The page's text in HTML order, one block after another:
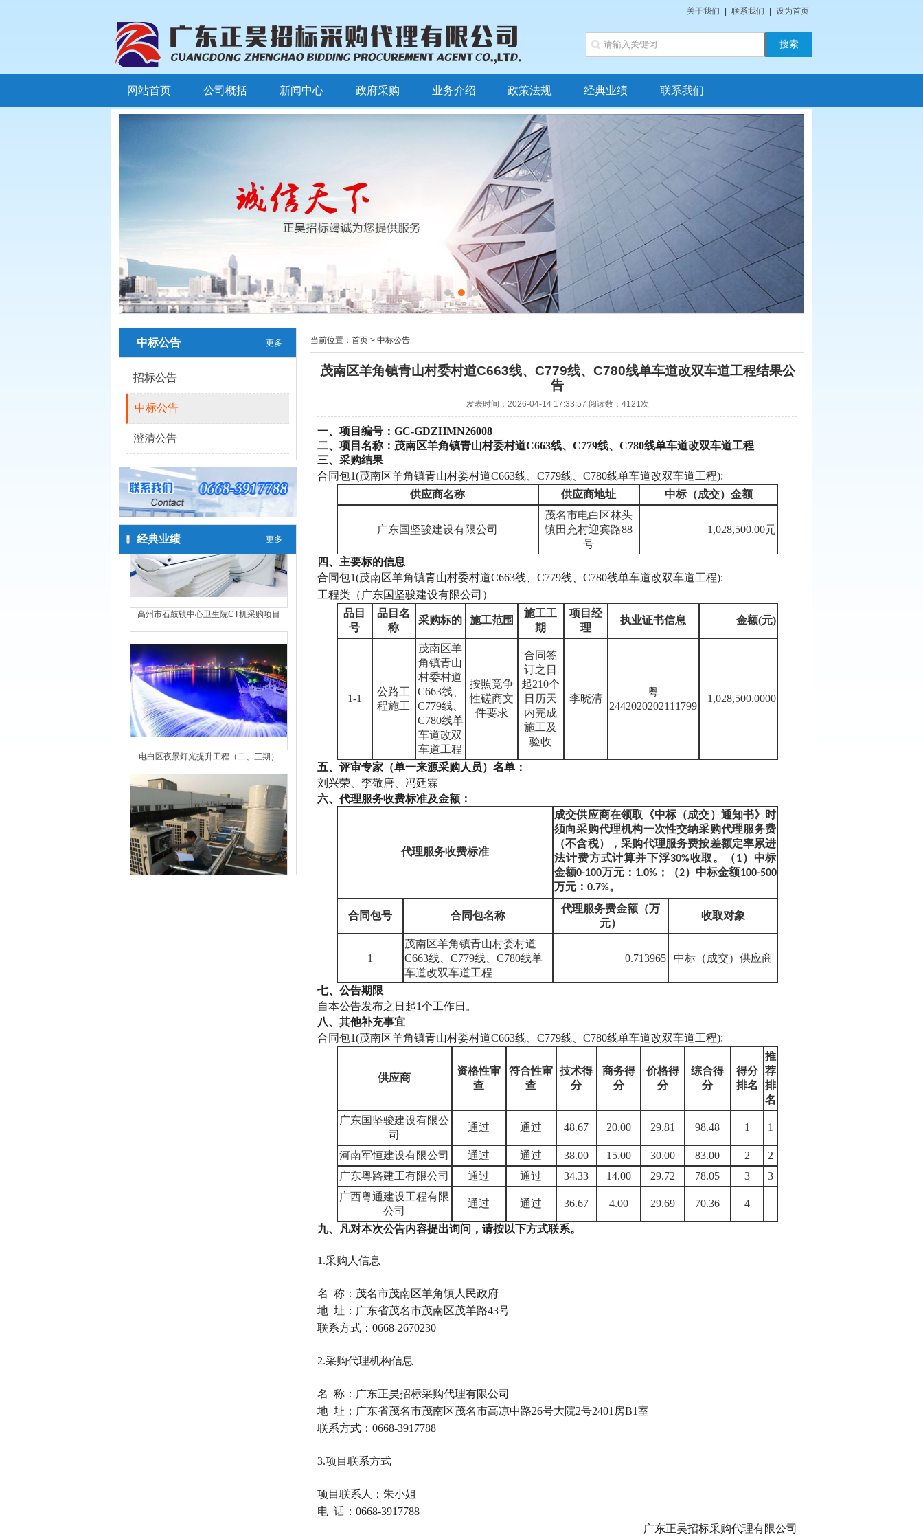
关于我们 联系我们 设为首页
网站首页 公司概括 新闻中心 政府采购 业务介绍 政策法规 经典业绩 联系我们
中标公告 更多
招标公告
中标公告
澄清公告
经典业绩 更多
当前位置：首页 > 中标公告
茂南区羊角镇青山村委村道C663线、C779线、C780线单车道改双车道工程结果公
告
发表时间：2026-04-14 17:33:57 阅读数：4121次
一、项目编号：GC-GDZHMN26008
二、项目名称：茂南区羊角镇青山村委村道C663线、C779线、C780线单车道改双车道工程
三、采购结果
合同包1(茂南区羊角镇青山村委村道C663线、C779线、C780线单车道改双车道工程):
供应商名称
供应商地址 中标（成交）金额
广东国坚骏建设有限公司
茂名市电白区林头
镇田充村迎宾路88
号
1,028,500.00元
四、主要标的信息
合同包1(茂南区羊角镇青山村委村道C663线、C779线、C780线单车道改双车道工程):
工程类（广东国坚骏建设有限公司）
品目
号
品目名
称
采购标的 施工范围
施工工
期
项目经
理
执业证书信息 金额(元)
1-1
公路工
程施工
茂南区羊
角镇青山
村委村道
C663线、
C779线、
C780线单
车道改双
车道工程
按照竞争
性磋商文
件要求
合同签
订之日
起210个
日历天
内完成
施工及
验收
李晓清
粤
2442020202111799
1,028,500.0000
五、评审专家（单一来源采购人员）名单：
刘兴荣、李敬唐、冯廷霖
六、代理服务收费标准及金额：
代理服务收费标准
成交供应商在领取《中标（成交）通知书》时
须向采购代理机构一次性交纳采购代理服务费
（不含税），采购代理服务费按差额定率累进
法计费方式计算并下浮30%收取。（ 1）中标
金额0-100万元： 1.0%；（2）中标金额100-500
万元：0.7%。
合同包号 合同包名称
代理服务费金额（万
元）
收取对象
1
茂南区羊角镇青山村委村道
C663线、C779线、C780线单
车道改双车道工程
0.713965 中标（成交）供应商
七、公告期限
自本公告发布之日起1个工作日。
八、其他补充事宜
合同包1(茂南区羊角镇青山村委村道C663线、C779线、C780线单车道改双车道工程):
供应商
资格性审
查
符合性审
查
技术得
分
商务得
分
价格得
分
综合得
分
得分
排名
推
荐
排
名
广东国坚骏建设有限公
司
通过 通过 48.67 20.00 29.81 98.48 1 1
河南军恒建设有限公司 通过 通过 38.00 15.00 30.00 83.00 2
2
广东粤路建工有限公司
通过 通过 34.33 14.00 29.72 78.05 3
3
广西粤通建设工程有限
公司
通过 通过 36.67 4.00 29.69 70.36 4
九、凡对本次公告内容提出询问，请按以下方式联系。
1.采购人信息
名 称：茂名市茂南区羊角镇人民政府
地 址：广东省茂名市茂南区茂羊路43号
联系方式：0668-2670230
2.采购代理机构信息
名 称：广东正昊招标采购代理有限公司
地 址：广东省茂名市茂南区茂名市高凉中路26号大院2号2401房B1室
联系方式：0668-3917788
3.项目联系方式
项目联系人：朱小姐
电 话：0668-3917788
广东正昊招标采购代理有限公司